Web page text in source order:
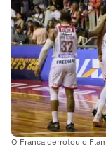
O Franca derrotou o